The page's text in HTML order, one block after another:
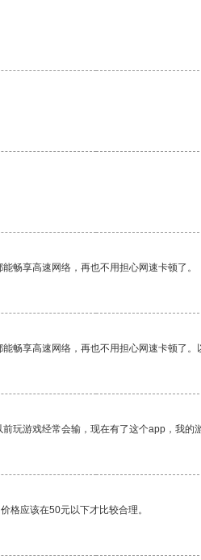
畅享高速网络，再也不用担心网速卡顿了。
畅享高速网络，再也不用担心网速卡顿了
玩游戏经常会输，现在有了这个app，我的
格应该在50元以下才比较合理。